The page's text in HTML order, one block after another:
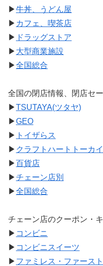
▶牛丼、うどん屋
▶ カフェ、喫茶店
▶ ドラッグストア
▶ 大型商業施設
▶全国総合
全国の閉店情報、閉店セ
▶TSUTAYA(ツタヤ)
▶GEO
▶ トイザらス
▶ クラフトハートトーカイ
▶百貨店
▶チェーン店別
▶全国総合
チェーン店のクーポン・
▶ コンビニ
▶ コンビニスイーツ
▶ ファミレス・ファース